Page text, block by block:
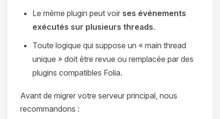
Le même plugin peut voir ses événements
exécutés sur plusieurs threads.
Toute logique qui suppose un « main thread
unique » doit être revue ou remplacée par des
plugins compatibles Folia.
Avant de migrer votre serveur principal, nous
recommandons :